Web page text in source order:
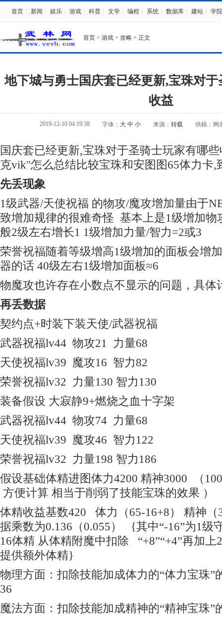
首页 新闻 娱乐 游戏 科普 文学 编程 系统 数据库 建站 学院
首页 > 游戏 > 攻略 > 正文
地下城与勇士国庆套已经更新,宝珠对
收益
2019-12-10 04:19:38 字体： 大 中 小 来源： 转载 供稿：网
国庆套已经更新,宝珠对于圣骑士玩家有哪
克vik"怎么总结比较宝珠和安图图65体力卡,
先丢现象
1级武器/天使祝福 的物攻/魔攻增加量由于
致增加规律的很难奇怪 基本上是1级增加物
般2级左右增长1 1级增加力量/智力=2或3
荣誉祝福随着等级增高1级增加的面板会增
器的话 40级左右1级增加面板≈6
物魔攻也许存在小数点不显示的问题，具体
再丢数据
契约点+时装下装天使/武器祝福
武器祝福lv44 物攻21 力量68
天使祝福lv39 魔攻16 智力82
荣誉祝福lv32 力量130 智力130
装备假设 大寂静9+燃烧之血十字架
武器祝福lv44 物攻74 力量68
天使祝福lv39 魔攻46 智力122
荣誉祝福lv32 力量198 智力186
假设基础体精进图体力4200 精神3000 （
方便计算 相当于削弱了技能宝珠的效果 ）
体精收益基数420 体力（65-16+8） 精神（
据乘数为0.136（0.055） {其中“-16”为1级
16体精 从体精附魔中扣除 “+8”“+4”再加上
提供额外体精}
物理方面：扣除技能加成体力的“体力宝珠”
36
魔法方面：扣除技能加成精神的“精神宝珠”